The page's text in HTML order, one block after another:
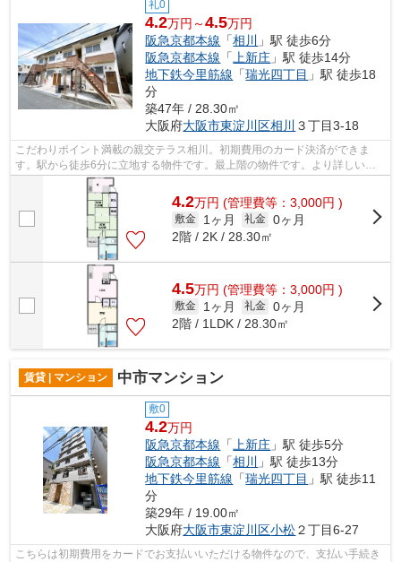
礼0
4.2万円～4.5万円
阪急京都本線 「相川
」駅 徒歩6分
阪急京都本線 「上新庄 」駅 徒歩14分
地下鉄今里筋線 「瑞光四丁目 」駅 徒歩18
分
築47年 / 28.30㎡
大阪府大阪市東淀川区相川 ３丁目3-18
こだわりポイント満載の親交テラス相川。初期費用のカード決済ができま
す。駅から徒歩6分に立地する物件です。最上階の物件です。より詳しい情
報や内見のご予約はミライズ吹田店までご...
4.2万円 (管理費等：3,000円 )
敷金 1ヶ月 礼金 0ヶ月
2階 / 2K / 28.30㎡
4.5万円 (管理費等：3,000円 )
敷金 1ヶ月 礼金 0ヶ月
2階 / 1LDK / 28.30㎡
賃貸 | マンション 中市マンション
敷0
4.2万円
阪急京都本線 「 上新庄 」駅 徒歩5分
阪急京都本線 「相川
」駅 徒歩13分
地下鉄今里筋線 「瑞光四丁目 」駅 徒歩11
分
築29年 / 19.00㎡
大阪府大阪市東淀川区小松２丁目6-27
こちらは初期費用をカードでお支払いいただける物件なので、支払い手続き